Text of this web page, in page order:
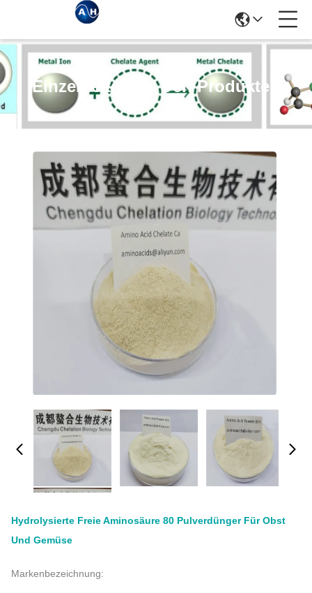
Einzelheiten Zu Den Produkten
Hydrolysierte Freie Aminosäure 80 Pulverdünger Für Obst
Und Gemüse
Markenbezeichnung: